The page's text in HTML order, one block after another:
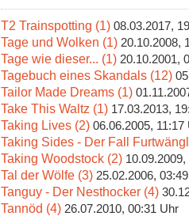
T2 Trainspotting (1) 08.03.2017,
Tage und Wolken (1) 20.10.2008,
Tage wie dieser... (1) 20.10.2001,
Tagebuch eines Skandals (12)
Tailor Made Dreams (1)
Take This Waltz (1) 17.03.2013,
Taking Lives (2) 06.06.2005, 11:17
Taking Sides - Der Fall
Taking Woodstock (2)
Tal der Wölfe (3) 25.02.2006,
Tanguy - Der Nesthocker (4)
Tannöd (4) 26.07.2010, 00:31 Uhr